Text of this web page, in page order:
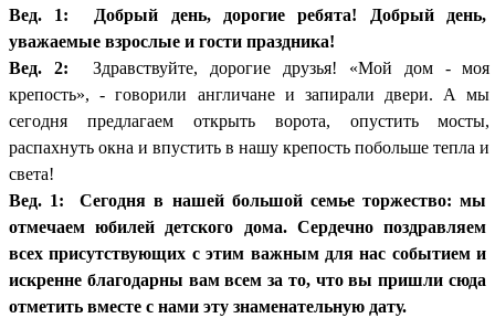
Вед. 1: Добрый день, дорогие ребята! Добрый день,
уважаемые взрослые и гости праздника!
Вед. 2: Здравствуйте, дорогие друзья! «Мой дом - моя
крепость», - говорили англичане и запирали двери. А мы
сегодня предлагаем открыть ворота, опустить мосты,
распахнуть окна и впустить в нашу крепость побольше тепла и
света!
Вед. 1:
Сегодня в нашей большой семье торжество: мы
отмечаем юбилей детского дома. Сердечно поздравляем
всех присутствующих с этим важным для нас событием и
искренне благодарны вам всем за то, что вы пришли сюда
отметить вместе с нами эту знаменательную дату.